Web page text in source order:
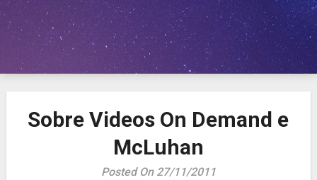
Midializado
Artigos sobre comunicação digital e influencer marketing
Sobre Videos On Demand e
McLuhan
Posted On 27/11/2011